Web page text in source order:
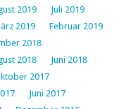
2019
Juli 2019
2019
Februar 2019
2018
2018
Juni 2018
2017
Juni 2017